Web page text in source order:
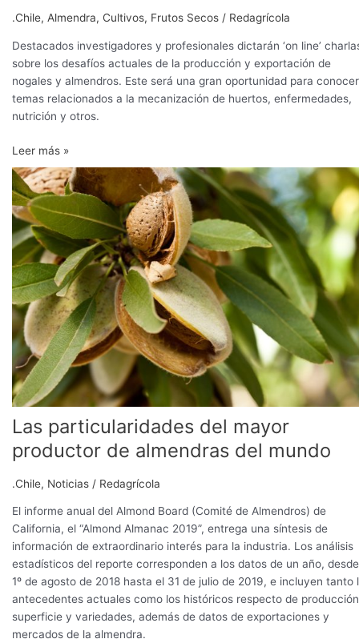
.Chile, Almendra, Cultivos, Frutos Secos / Redagrícola
Destacados investigadores y profesionales dictarán ‘on line’
sobre los desafíos actuales de la producción y exportación de
nogales y almendros. Este será una gran oportunidad para conocer
temas relacionados a la mecanización de huertos, enfermedades,
nutrición y otros.
forman
del
Ciclo
Frutales
de
Nuez
Leer más »
Las particularidades del mayor
productor de almendras del mundo
.Chile, Noticias / Redagrícola
El informe anual del Almond Board (Comité de Almendros) de
California, el “Almond Almanac 2019”, entrega una síntesis de
información de extraordinario interés para la industria. Los análisis
estadísticos del reporte corresponden a los datos de un año,
1º de agosto de 2018 hasta el 31 de julio de 2019, e incluyen tanto
antecedentes actuales como los históricos respecto de
superficie y variedades, además de datos de exportaciones y
mercados de la almendra.
Las
particularidades
del
mayor
productor
de
almendras
del
mundo